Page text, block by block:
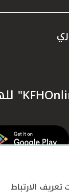
الارتباط